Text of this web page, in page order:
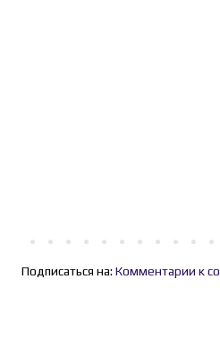
Подписаться на: Комментарии к